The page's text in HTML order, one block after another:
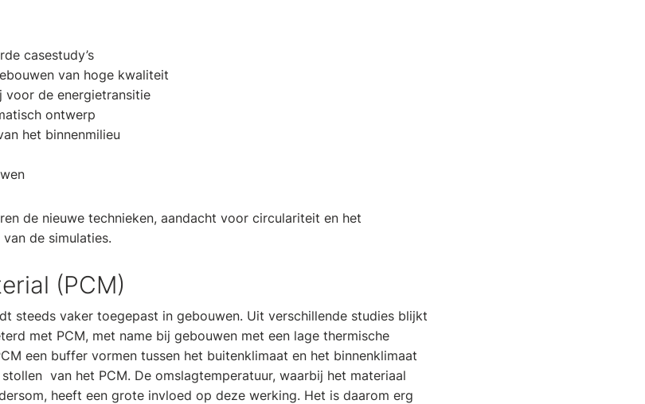
casestudy’s
van hoge kwaliteit
voor de energietransitie
ontwerp
het binnenmilieu
de nieuwe technieken, aandacht voor circulariteit en het
de simulaties.
(PCM)
steeds vaker toegepast in gebouwen. Uit verschillende studies blijkt
met PCM, met name bij gebouwen met een lage thermische
een buffer vormen tussen het buitenklimaat en het binnenklimaat
van het PCM. De omslagtemperatuur, waarbij het materiaal
heeft een grote invloed op deze werking. Het is daarom erg